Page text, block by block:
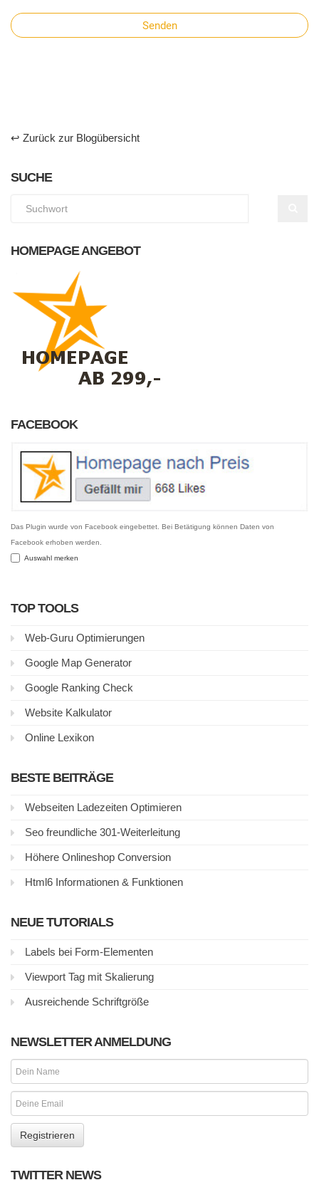
Senden
↩ Zurück zur Blogübersicht
SUCHE
HOMEPAGE ANGEBOT
FACEBOOK
Das Plugin wurde von Facebook eingebettet. Bei Betätigung können Daten von
Facebook erhoben werden.
Auswahl merken
TOP TOOLS
Web-Guru Optimierungen
Google Map Generator
Google Ranking Check
Website Kalkulator
Online Lexikon
BESTE BEITRÄGE
Webseiten Ladezeiten Optimieren
Seo freundliche 301-Weiterleitung
Höhere Onlineshop Conversion
Html6 Informationen & Funktionen
NEUE TUTORIALS
Labels bei Form-Elementen
Viewport Tag mit Skalierung
Ausreichende Schriftgröße
NEWSLETTER ANMELDUNG
TWITTER NEWS